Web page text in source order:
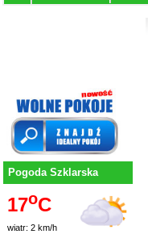
Pogoda Szklarska
17oC
wiatr: 2 km/h